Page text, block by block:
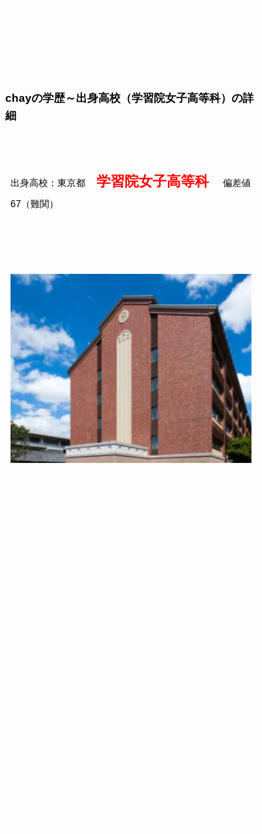
chayの学歴～出身高校（学習院女子高等科）の詳
細
出身高校：東京都 学習院女子高等科 偏差値
67（難関）